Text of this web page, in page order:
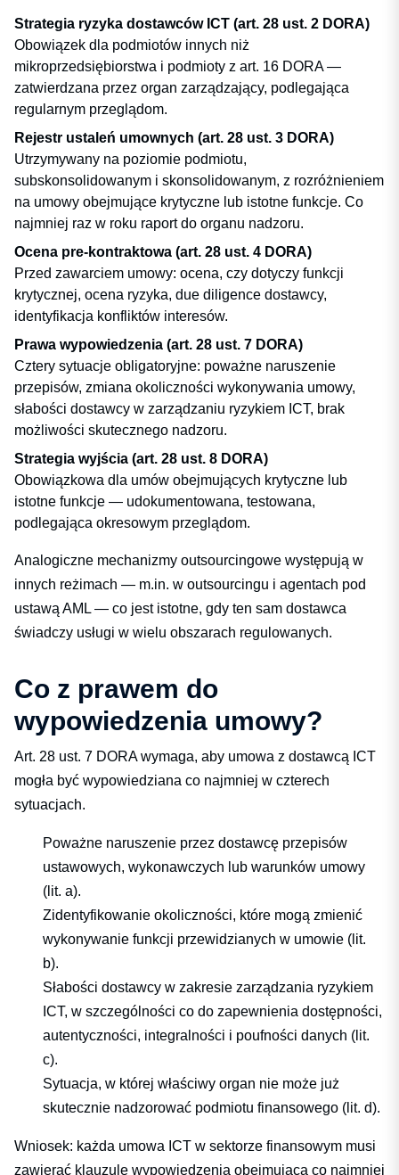
Strategia ryzyka dostawców ICT (art. 28 ust. 2 DORA)
Obowiązek dla podmiotów innych niż
mikroprzedsiębiorstwa i podmioty z art. 16 DORA —
zatwierdzana przez organ zarządzający, podlegająca
regularnym przeglądom.
Rejestr ustaleń umownych (art. 28 ust. 3 DORA)
Utrzymywany na poziomie podmiotu,
subskonsolidowanym i skonsolidowanym, z rozróżnieniem
na umowy obejmujące krytyczne lub istotne funkcje. Co
najmniej raz w roku raport do organu nadzoru.
Ocena pre-kontraktowa (art. 28 ust. 4 DORA)
Przed zawarciem umowy: ocena, czy dotyczy funkcji
krytycznej, ocena ryzyka, due diligence dostawcy,
identyfikacja konfliktów interesów.
Prawa wypowiedzenia (art. 28 ust. 7 DORA)
Cztery sytuacje obligatoryjne: poważne naruszenie
przepisów, zmiana okoliczności wykonywania umowy,
słabości dostawcy w zarządzaniu ryzykiem ICT, brak
możliwości skutecznego nadzoru.
Strategia wyjścia (art. 28 ust. 8 DORA)
Obowiązkowa dla umów obejmujących krytyczne lub
istotne funkcje — udokumentowana, testowana,
podlegająca okresowym przeglądom.
Analogiczne mechanizmy outsourcingowe występują w
innych reżimach — m.in. w outsourcingu i agentach pod
ustawą AML — co jest istotne, gdy ten sam dostawca
świadczy usługi w wielu obszarach regulowanych.
Co z prawem do
wypowiedzenia umowy?
Art. 28 ust. 7 DORA wymaga, aby umowa z dostawcą ICT
mogła być wypowiedziana co najmniej w czterech
sytuacjach.
Poważne naruszenie przez dostawcę przepisów
ustawowych, wykonawczych lub warunków umowy
(lit. a).
Zidentyfikowanie okoliczności, które mogą zmienić
wykonywanie funkcji przewidzianych w umowie (lit.
b).
Słabości dostawcy w zakresie zarządzania ryzykiem
ICT, w szczególności co do zapewnienia dostępności,
autentyczności, integralności i poufności danych (lit.
c).
Sytuacja, w której właściwy organ nie może już
skutecznie nadzorować podmiotu finansowego (lit. d).
Wniosek: każda umowa ICT w sektorze finansowym musi
zawierać klauzulę wypowiedzenia obejmującą co najmniej